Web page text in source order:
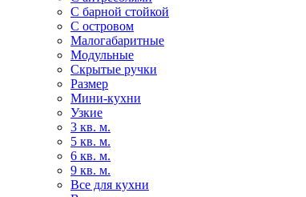
С барной стойкой
С островом
Малогабаритные
Модульные
Скрытые ручки
Размер
Мини-кухни
Узкие
3 кв. м.
5 кв. м.
6 кв. м.
9 кв. м.
Все для кухни